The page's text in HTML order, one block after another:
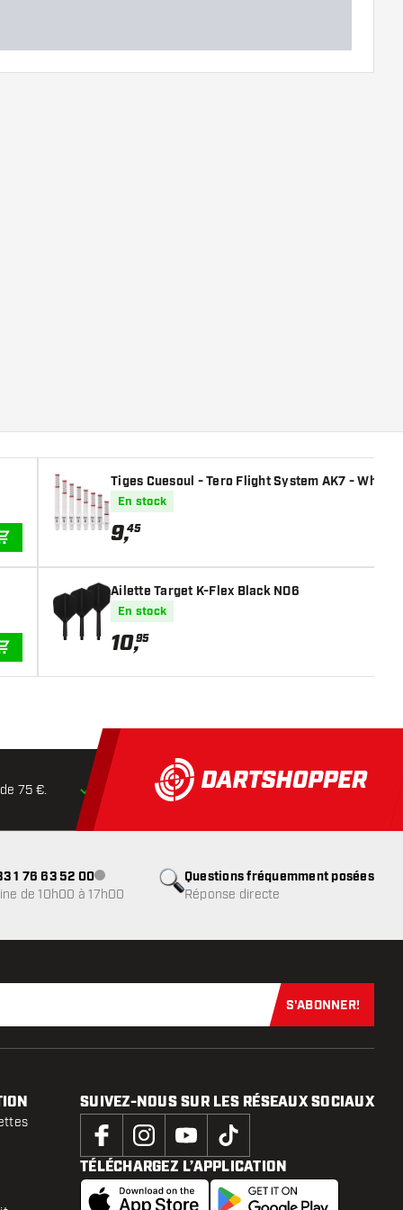
AJOUTER AU PANIER
AJOUTER AU PANIER
Tiges Cuesoul - Tero Flight System AK7 - White
En stock
9,45
Ailette Target K-Flex Black NO6
En stock
10,95
75 €. Expédition dans les24 heures Retours
Questions fréquemment posées
Réponse directe
1 76 63 52 00Service client indisponible
de 10h00 à 17h00
Abonnez-
S'ABONNER!
SUIVEZ-NOUS SUR LES RÉSEAUX SOCIAUX
TÉLÉCHARGEZ L’APPLICATION